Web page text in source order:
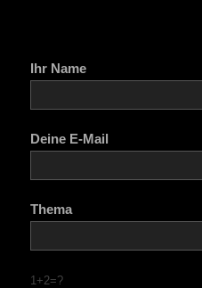
Ihr Name
Deine E-Mail
Thema
1+2=?